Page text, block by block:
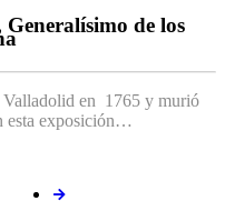
de los
Valladolid en 1765 y murió
esta exposición…